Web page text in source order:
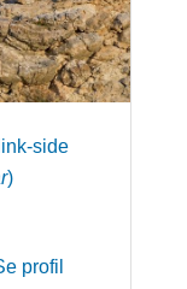
side
)
profil